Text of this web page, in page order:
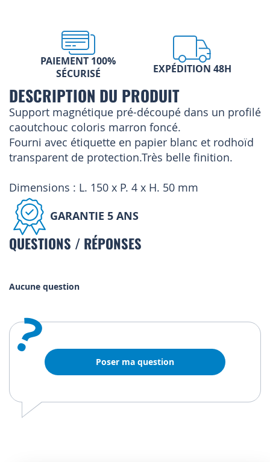
PAIEMENT 100%
SÉCURISÉ
EXPÉDITION 48H
DESCRIPTION DU PRODUIT
Support magnétique pré-découpé dans un profilé
caoutchouc coloris marron foncé.
Fourni avec étiquette en papier blanc et rodhoïd
transparent de protection.Très belle finition.
Dimensions : L. 150 x P. 4 x H. 50 mm
GARANTIE 5 ANS
QUESTIONS / RÉPONSES
Aucune question
? Poser ma question